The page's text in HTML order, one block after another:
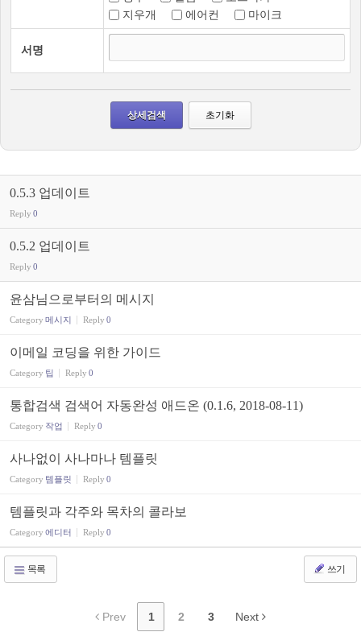
지우개
에어컨 마이크
서명
0.5.3 업데이트
Reply 0
0.5.2 업데이트
Reply 0
윤삼님으로부터의 메시지
Category 메시지 Reply 0
이메일 코딩을 위한 가이드
Category 팁 Reply 0
통합검색 검색어 자동완성 애드온 (0.1.6, 2018-08-11)
Category 작업 Reply 0
사나없이 사나마나 템플릿
Category 템플릿 Reply 0
템플릿과 각주와 목차의 콜라보
Category 에디터 Reply 0
목록 쓰기
Prev 1 2 3 Next